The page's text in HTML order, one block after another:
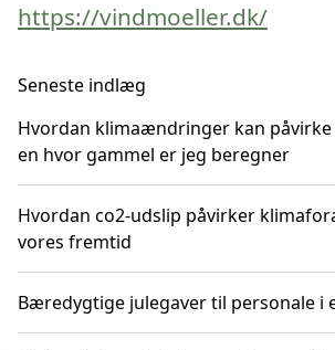
https://vindmoeller.dk/
Seneste indlæg
Hvordan klimaændringer kan
en hvor gammel er jeg beregner
Hvordan co2-udslip påvirker
vores fremtid
Bæredygtige julegaver til personale i